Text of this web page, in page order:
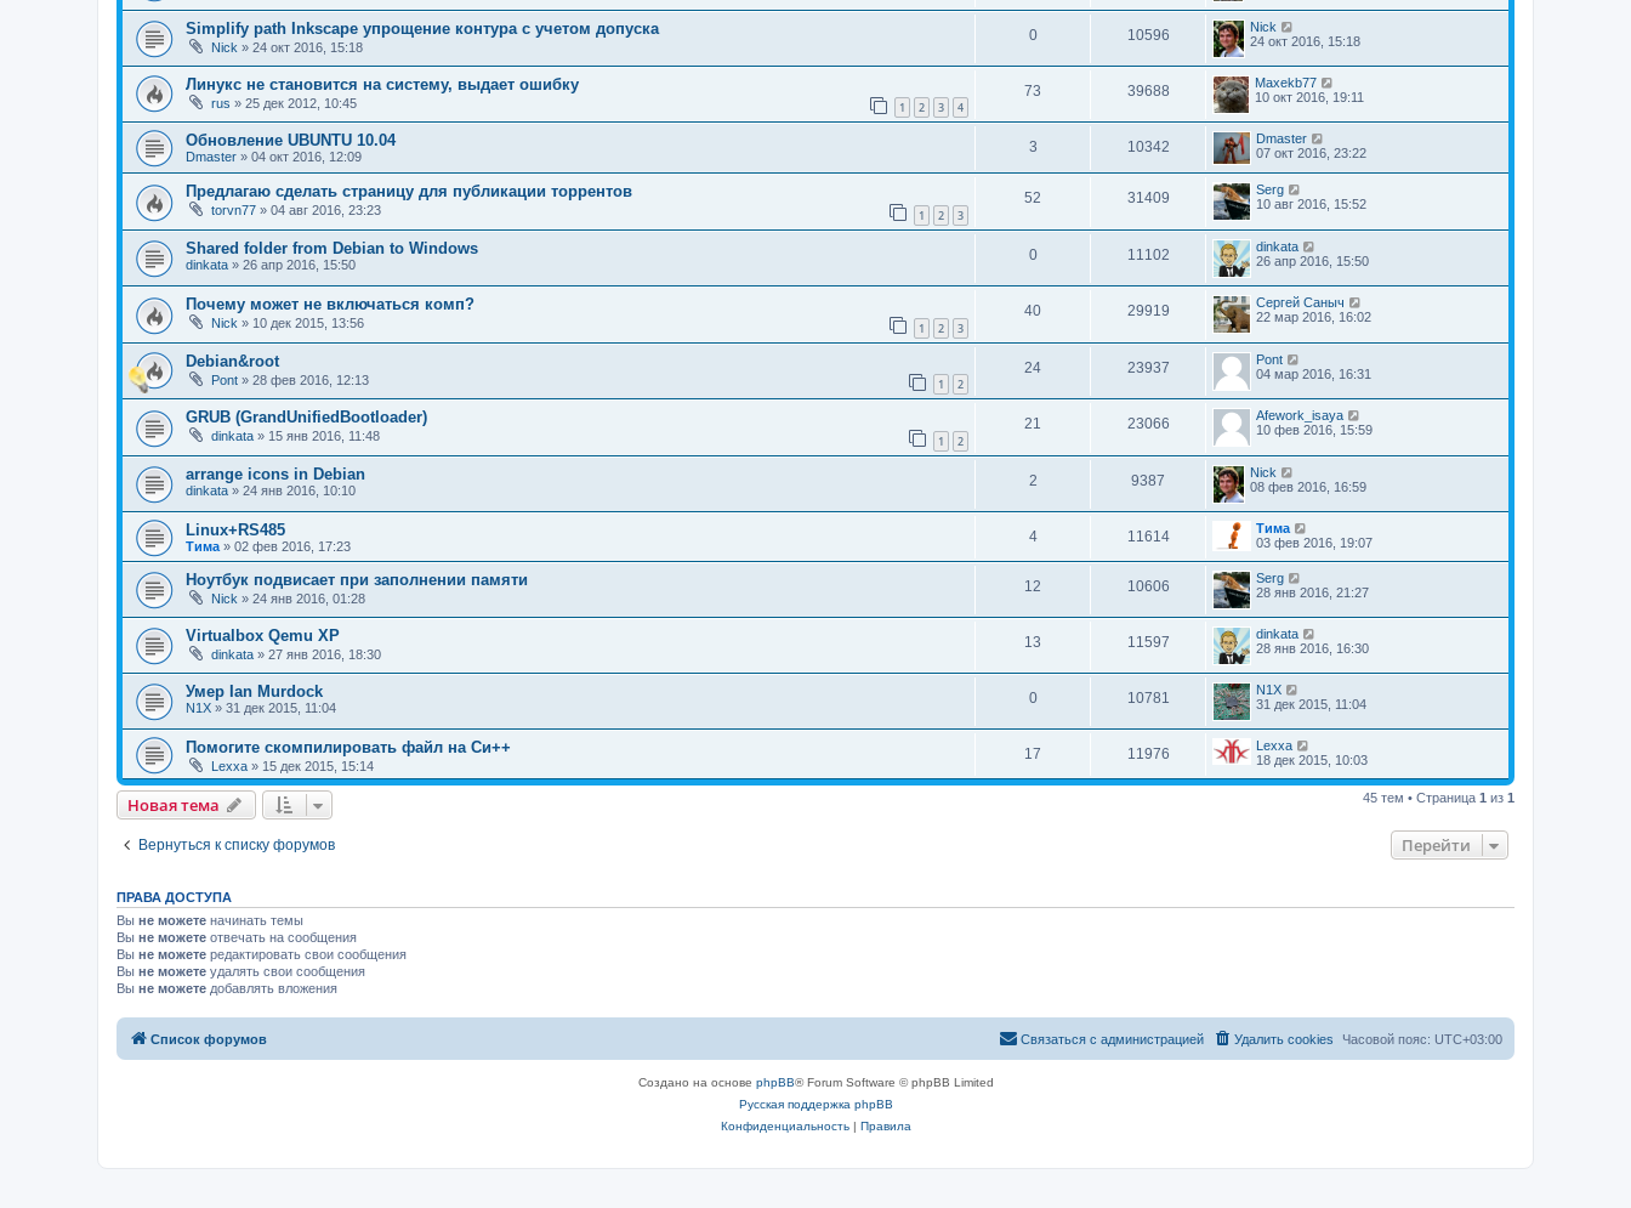
Simplify path Inkscape упрощение контура с учетом допуска
Nick » 24 окт 2016, 15:18
0 10596
Nick
24 окт 2016, 15:18
Линукс не становится на систему, выдает ошибку
rus » 25 дек 2012, 10:45 1 2 3 4
73 39688
Maxekb77
10 окт 2016, 19:11
Обновление UBUNTU 10.04
Dmaster » 04 окт 2016, 12:09
3 10342
Dmaster
07 окт 2016, 23:22
Предлагаю сделать страницу для публикации торрентов
torvn77 » 04 авг 2016, 23:23 1 2 3
52 31409
Serg
10 авг 2016, 15:52
Shared folder from Debian to Windows
dinkata » 26 апр 2016, 15:50
0 11102
dinkata
26 апр 2016, 15:50
Почему может не включаться комп?
Nick » 10 дек 2015, 13:56 1 2 3
40 29919
Сергей Саныч
22 мар 2016, 16:02
Debian&root
Pont » 28 фев 2016, 12:13 1 2
24 23937
Pont
04 мар 2016, 16:31
GRUB (GrandUnifiedBootloader)
dinkata » 15 янв 2016, 11:48 1 2
21 23066
Afework_isaya
10 фев 2016, 15:59
arrange icons in Debian
dinkata » 24 янв 2016, 10:10
2 9387
Nick
08 фев 2016, 16:59
Linux+RS485
Тима » 02 фев 2016, 17:23
4 11614
Тима
03 фев 2016, 19:07
Ноутбук подвисает при заполнении памяти
Nick » 24 янв 2016, 01:28
12 10606
Serg
28 янв 2016, 21:27
Virtualbox Qemu XP
dinkata » 27 янв 2016, 18:30
13 11597
dinkata
28 янв 2016, 16:30
Умер Ian Murdock
N1X » 31 дек 2015, 11:04
0 10781
N1X
31 дек 2015, 11:04
Помогите скомпилировать файл на Си++
Lexxa » 15 дек 2015, 15:14
17 11976
Lexxa
18 дек 2015, 10:03
Новая тема 45 тем • Страница 1 из 1
Вернуться к списку форумов Перейти
ПРАВА ДОСТУПА
Вы не можете начинать темы
Вы не можете отвечать на сообщения
Вы не можете редактировать свои сообщения
Вы не можете удалять свои сообщения
Вы не можете добавлять вложения
Список форумов Часовой пояс: UTC+03:00
Удалить cookies
Связаться с администрацией
Создано на основе phpBB® Forum Software © phpBB Limited
Русская поддержка phpBB
Конфиденциальность| Правила